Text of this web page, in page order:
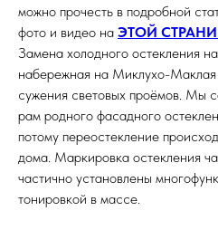
можно прочесть в подробной
фото и видео на ЭТОЙ
Замена холодного остекления
набережная на Миклухо-Маклая
сужения световых проёмов. Мы
рам родного фасадного
потому переостекление
дома. Маркировка остекления
частично установлены
тонировкой в массе.